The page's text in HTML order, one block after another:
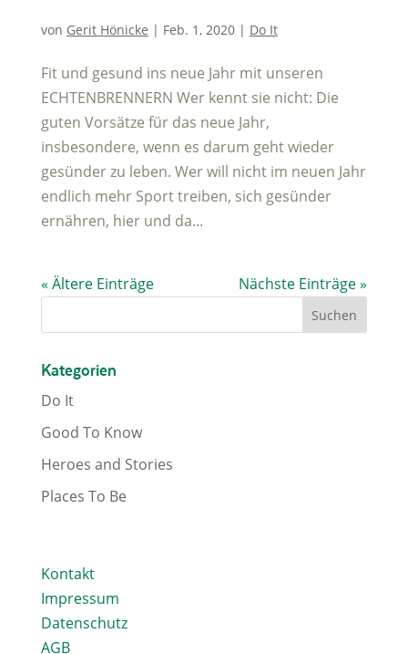
von Gerit Hönicke | Feb. 1, 2020| Do It
Fit und gesund ins neue Jahr mit unseren
ECHTENBRENNERN Wer kennt sie nicht: Die
guten Vorsätze für das neue Jahr,
insbesondere, wenn es darum geht wieder
gesünder zu leben. Wer will nicht im neuen Jahr
endlich mehr Sport treiben, sich gesünder
ernähren, hier und da...
« Ältere Einträge Nächste Einträge »
Kategorien
Do It
Good To Know
Heroes and Stories
Places To Be
Kontakt
Impressum
Datenschutz
AGB